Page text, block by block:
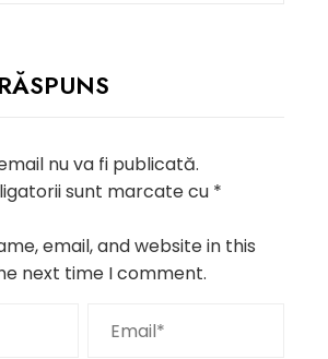
nu va fi publicată.
sunt marcate cu *
email, and website in this
next time I comment.